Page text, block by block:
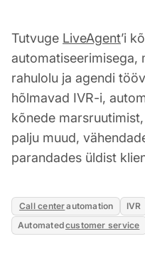
Tutvuge LiveAgent’i
automatiseerimisega,
rahulolu ja agendi
hõlmavad IVR-i,
kõnede
palju muud,
parandades üldist
Call centerautomation IVR
Automatedcustomer service